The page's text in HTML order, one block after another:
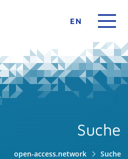
EN
Suche
open-access.network Suche